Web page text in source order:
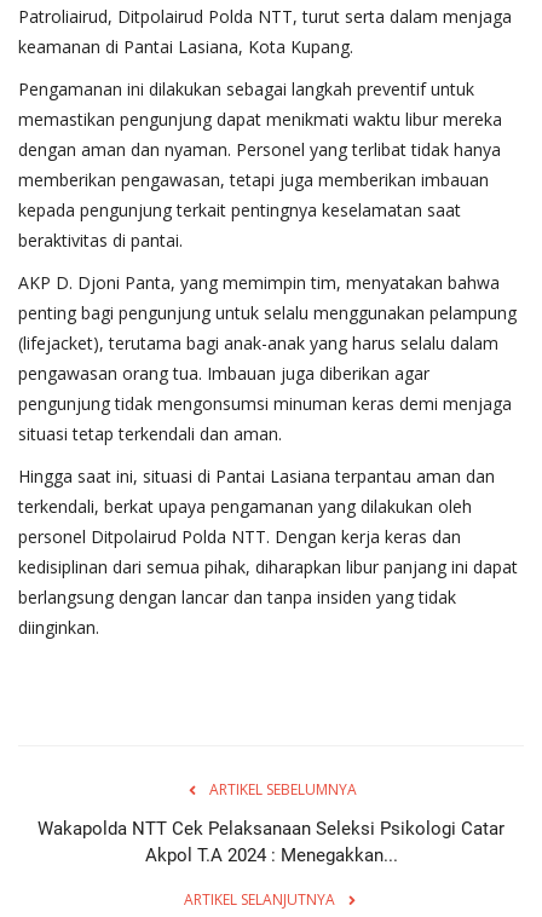
Patroliairud, Ditpolairud Polda NTT, turut serta dalam menjaga
keamanan di Pantai Lasiana, Kota Kupang.
Pengamanan ini dilakukan sebagai langkah preventif untuk
memastikan pengunjung dapat menikmati waktu libur mereka
dengan aman dan nyaman. Personel yang terlibat tidak hanya
memberikan pengawasan, tetapi juga memberikan imbauan
kepada pengunjung terkait pentingnya keselamatan saat
beraktivitas di pantai.
AKP D. Djoni Panta, yang memimpin tim, menyatakan bahwa
penting bagi pengunjung untuk selalu menggunakan pelampung
(lifejacket), terutama bagi anak-anak yang harus selalu dalam
pengawasan orang tua. Imbauan juga diberikan agar
pengunjung tidak mengonsumsi minuman keras demi menjaga
situasi tetap terkendali dan aman.
Hingga saat ini, situasi di Pantai Lasiana terpantau aman dan
terkendali, berkat upaya pengamanan yang dilakukan oleh
personel Ditpolairud Polda NTT. Dengan kerja keras dan
kedisiplinan dari semua pihak, diharapkan libur panjang ini dapat
berlangsung dengan lancar dan tanpa insiden yang tidak
diinginkan.
ARTIKEL SEBELUMNYA
Wakapolda NTT Cek Pelaksanaan Seleksi Psikologi Catar
Akpol T.A 2024 : Menegakkan...
ARTIKEL SELANJUTNYA